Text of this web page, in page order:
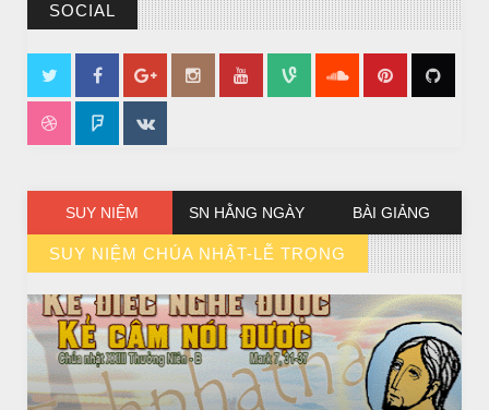
SOCIAL
SUY NIỆM SN HẰNG NGÀY BÀI GIẢNG
SUY NIỆM CHÚA NHẬT-LỄ TRỌNG
// VIEW MORE BY SUY NIỆM CHÚA NHẬT-LỄ TRỌNG
ĐÊM NOEL ĐẸP NHẤT TRONG ĐỜI
CHUYỆN Ý NGHĨA